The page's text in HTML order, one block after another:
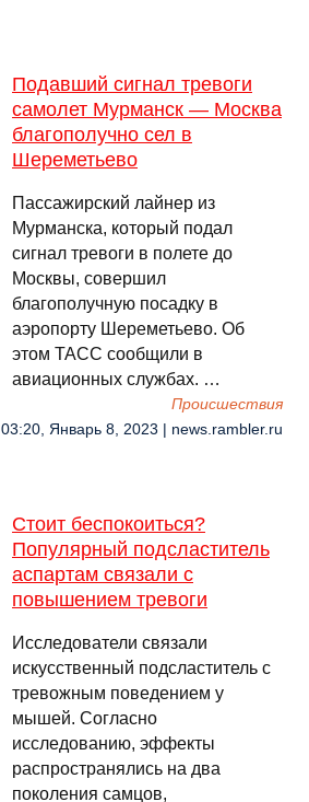
Подавший сигнал тревоги
самолет Мурманск — Москва
благополучно сел в
Шереметьево
Пассажирский лайнер из
Мурманска, который подал
сигнал тревоги в полете до
Москвы, совершил
благополучную посадку в
аэропорту Шереметьево. Об
этом ТАСС сообщили в
авиационных службах. …
Происшествия
03:20, Январь 8, 2023 | news.rambler.ru
Стоит беспокоиться?
Популярный подсластитель
аспартам связали с
повышением тревоги
Исследователи связали
искусственный подсластитель с
тревожным поведением у
мышей. Согласно
исследованию, эффекты
распространялись на два
поколения самцов,